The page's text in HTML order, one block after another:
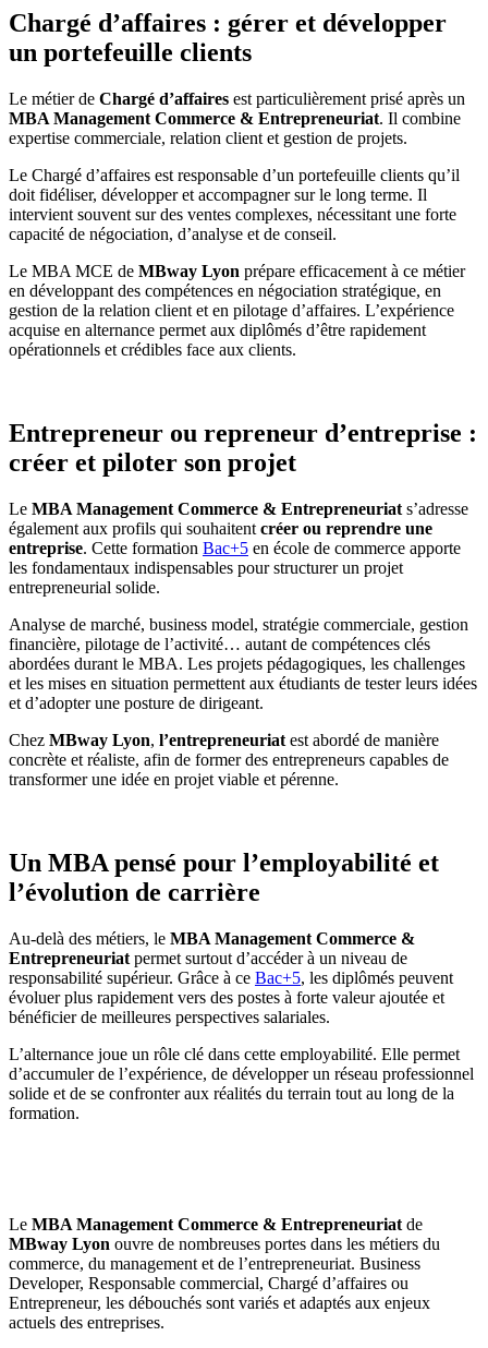
Chargé d’affaires : gérer et développer
un portefeuille clients
Le métier de Chargé d’affaires est particulièrement prisé après un
MBA Management Commerce & Entrepreneuriat. Il combine
expertise commerciale, relation client et gestion de projets.
Le Chargé d’affaires est responsable d’un portefeuille clients qu’il
doit fidéliser, développer et accompagner sur le long terme. Il
intervient souvent sur des ventes complexes, nécessitant une forte
capacité de négociation, d’analyse et de conseil.
Le MBA MCE de MBway Lyon prépare efficacement à ce métier
en développant des compétences en négociation stratégique, en
gestion de la relation client et en pilotage d’affaires. L’expérience
acquise en alternance permet aux diplômés d’être rapidement
opérationnels et crédibles face aux clients.
Entrepreneur ou repreneur d’entreprise :
créer et piloter son projet
Le MBA Management Commerce & Entrepreneuriat s’adresse
également aux profils qui souhaitent créer ou reprendre une
entreprise. Cette formation Bac+5 en école de commerce apporte
les fondamentaux indispensables pour structurer un projet
entrepreneurial solide.
Analyse de marché, business model, stratégie commerciale, gestion
financière, pilotage de l’activité… autant de compétences clés
abordées durant le MBA. Les projets pédagogiques, les challenges
et les mises en situation permettent aux étudiants de tester leurs idées
et d’adopter une posture de dirigeant.
Chez MBway Lyon, l’entrepreneuriat est abordé de manière
concrète et réaliste, afin de former des entrepreneurs capables de
transformer une idée en projet viable et pérenne.
Un MBA pensé pour l’employabilité et
l’évolution de carrière
Au-delà des métiers, le MBA Management Commerce &
Entrepreneuriat permet surtout d’accéder à un niveau de
responsabilité supérieur. Grâce à ce Bac+5, les diplômés peuvent
évoluer plus rapidement vers des postes à forte valeur ajoutée et
bénéficier de meilleures perspectives salariales.
L’alternance joue un rôle clé dans cette employabilité. Elle permet
d’accumuler de l’expérience, de développer un réseau professionnel
solide et de se confronter aux réalités du terrain tout au long de la
formation.
Le MBA Management Commerce & Entrepreneuriat de
MBway Lyon ouvre de nombreuses portes dans les métiers du
commerce, du management et de l’entrepreneuriat. Business
Developer, Responsable commercial, Chargé d’affaires ou
Entrepreneur, les débouchés sont variés et adaptés aux enjeux
actuels des entreprises.